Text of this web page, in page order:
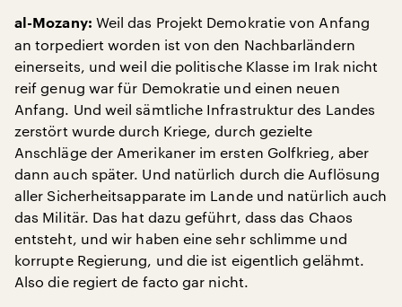
al-Mozany: Weil das Projekt Demokratie von Anfang
an torpediert worden ist von den Nachbarländern
einerseits, und weil die politische Klasse im Irak nicht
reif genug war für Demokratie und einen neuen
Anfang. Und weil sämtliche Infrastruktur des Landes
zerstört wurde durch Kriege, durch gezielte
Anschläge der Amerikaner im ersten Golfkrieg, aber
dann auch später. Und natürlich durch die Auflösung
aller Sicherheitsapparate im Lande und natürlich auch
das Militär. Das hat dazu geführt, dass das Chaos
entsteht, und wir haben eine sehr schlimme und
korrupte Regierung, und die ist eigentlich gelähmt.
Also die regiert de facto gar nicht.